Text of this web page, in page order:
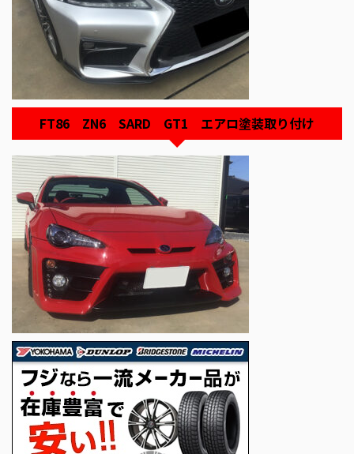
FT86 ZN6 SARD GT1 エアロ塗装取り付け